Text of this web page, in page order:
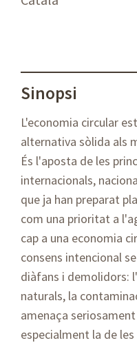
Sinopsi
L'economia circular
alternativa sòlida als
És l'aposta de les
internacionals,
que ja han preparat
com una prioritat a
cap a una economia
consens intencional
diàfans i demolidors:
naturals, la
amenaça
especialment la de